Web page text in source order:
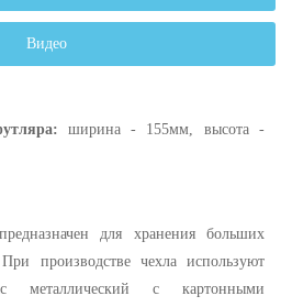
Видео
ширина - 155мм, высота -
для хранения больших
производстве чехла используют
металлический с картонными